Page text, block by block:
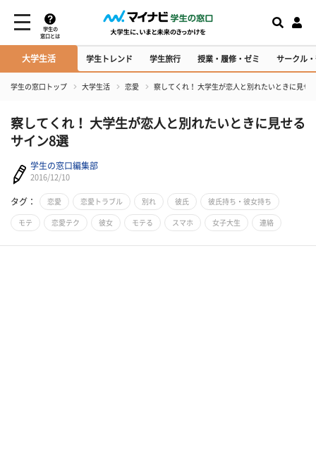
学生の
窓口とは
大学生活 学生トレンド 学生旅行 授業・履修・ゼミ サークル
学生の窓口トップ 大学生活 恋愛 察してくれ！ 大学生が恋人と別れたいときに見せ
察してくれ！ 大学生が恋人と別れたいときに見せる
サイン8選
学生の窓口編集部
2016/12/10
タグ： 恋愛 恋愛トラブル 別れ 彼氏 彼氏持ち・彼女持ち
モテ 恋愛テク 彼女 モテる スマホ 女子大生 連絡